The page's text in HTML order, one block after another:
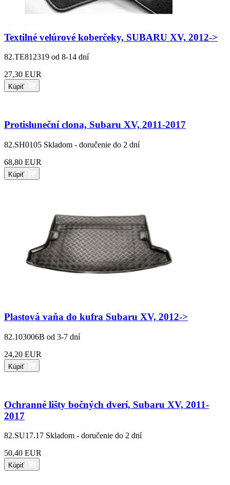
Textilné velúrové koberčeky, SUBARU XV, 2012->
82.TE812319 od 8-14 dní
27,30 EUR
Kúpiť
Protisluneční clona, Subaru XV, 2011-2017
82.SH0105 Skladom - doručenie do 2 dní
68,80 EUR
Kúpiť
Plastová vaňa do kufra Subaru XV, 2012->
82.103006B od 3-7 dní
24,20 EUR
Kúpiť
Ochranné lišty bočných dverí, Subaru XV, 2011-
2017
82.SU17.17 Skladom - doručenie do 2 dní
50,40 EUR
Kúpiť